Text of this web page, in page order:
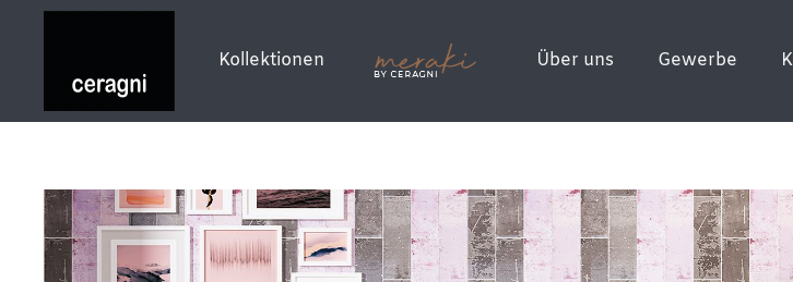
Kollektionen Über uns Gewerbe